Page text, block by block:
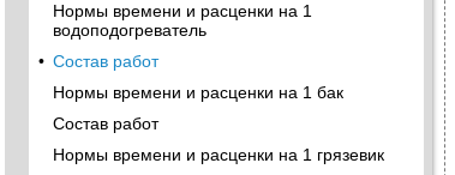
Нормы времени и расценки на 1
водоподогреватель
• Состав работ
Нормы времени и расценки на 1 бак
Состав работ
Нормы времени и расценки на 1 грязевик